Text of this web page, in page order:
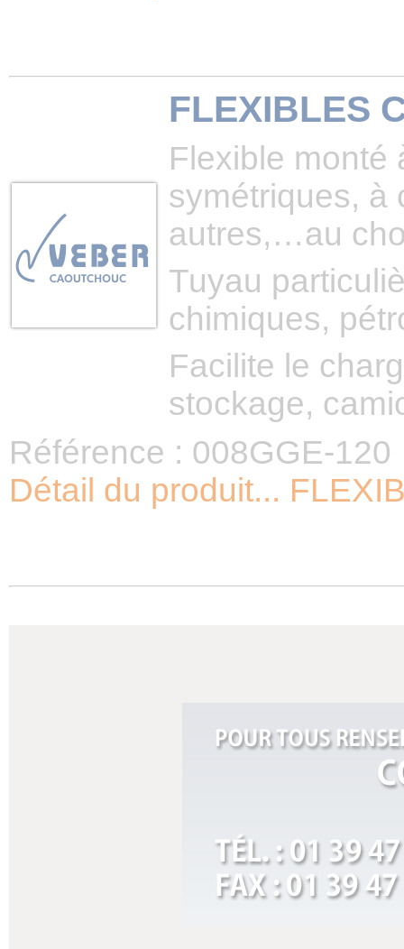
FLEXIBLES
Flexible
symétriques, à
autres,…au
Tuyau
chimiques,
Facilite le
stockage,
Référence : 008GGE-120
Détail du produit...